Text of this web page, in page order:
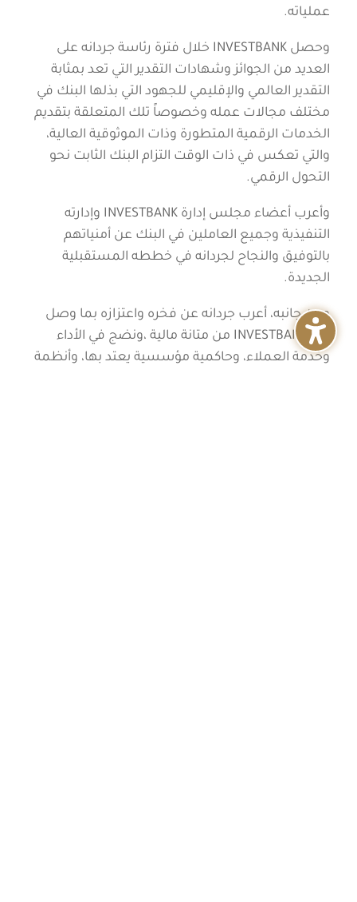
عملياته.
وحصل INVESTBANK خلال فترة رئاسة جردانه على
العديد من الجوائز وشهادات التقدير التي تعد بمثابة
التقدير العالمي والإقليمي للجهود التي بذلها البنك في
مختلف مجالات عمله وخصوصاً تلك المتعلقة بتقديم
الخدمات الرقمية المتطورة وذات الموثوقية العالية،
والتي تعكس في ذات الوقت التزام البنك الثابت نحو
التحول الرقمي.
وأعرب أعضاء مجلس إدارة INVESTBANK وإدارته
التنفيذية وجميع العاملين في البنك عن أمنياتهم
بالتوفيق والنجاح لجردانه في خططه المستقبلية
الجديدة.
ومن جانبه، أعرب جردانه عن فخره واعتزازه بما وصل
اليه INVESTBANK من متانة مالية ،ونضج في الأداء
وخدمة العملاء، وحاكمية مؤسسية يعتد بها، وأنظمة